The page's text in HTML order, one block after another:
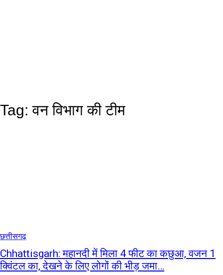
Tag:वन विभाग की टीम
छत्तीसगढ़
Chhattisgarh: महानदी में मिला 4 फीट का कछुआ, वजन 1
क्विंटल का, देखने के लिए लोगों की भीड़ जमा…